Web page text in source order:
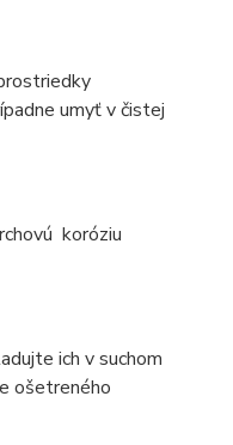
umyť v čistej
koróziu
ich v suchom
ošetreného